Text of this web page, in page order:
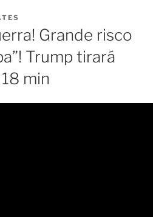
Grande risco
Trump tirará
min